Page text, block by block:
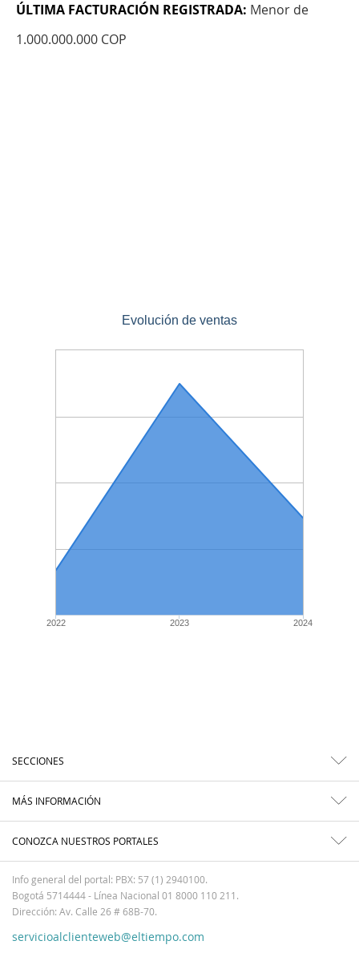
ÚLTIMA FACTURACIÓN REGISTRADA: Menor de
1.000.000.000 COP
Evolución de ventas
2022 2023 2024
SECCIONES
MÁS INFORMACIÓN
CONOZCA NUESTROS PORTALES
Info general del portal: PBX: 57 (1) 2940100.
Bogotá 5714444 - Línea Nacional 01 8000 110 211.
Dirección: Av. Calle 26 # 68B-70.
servicioalclienteweb@eltiempo.com